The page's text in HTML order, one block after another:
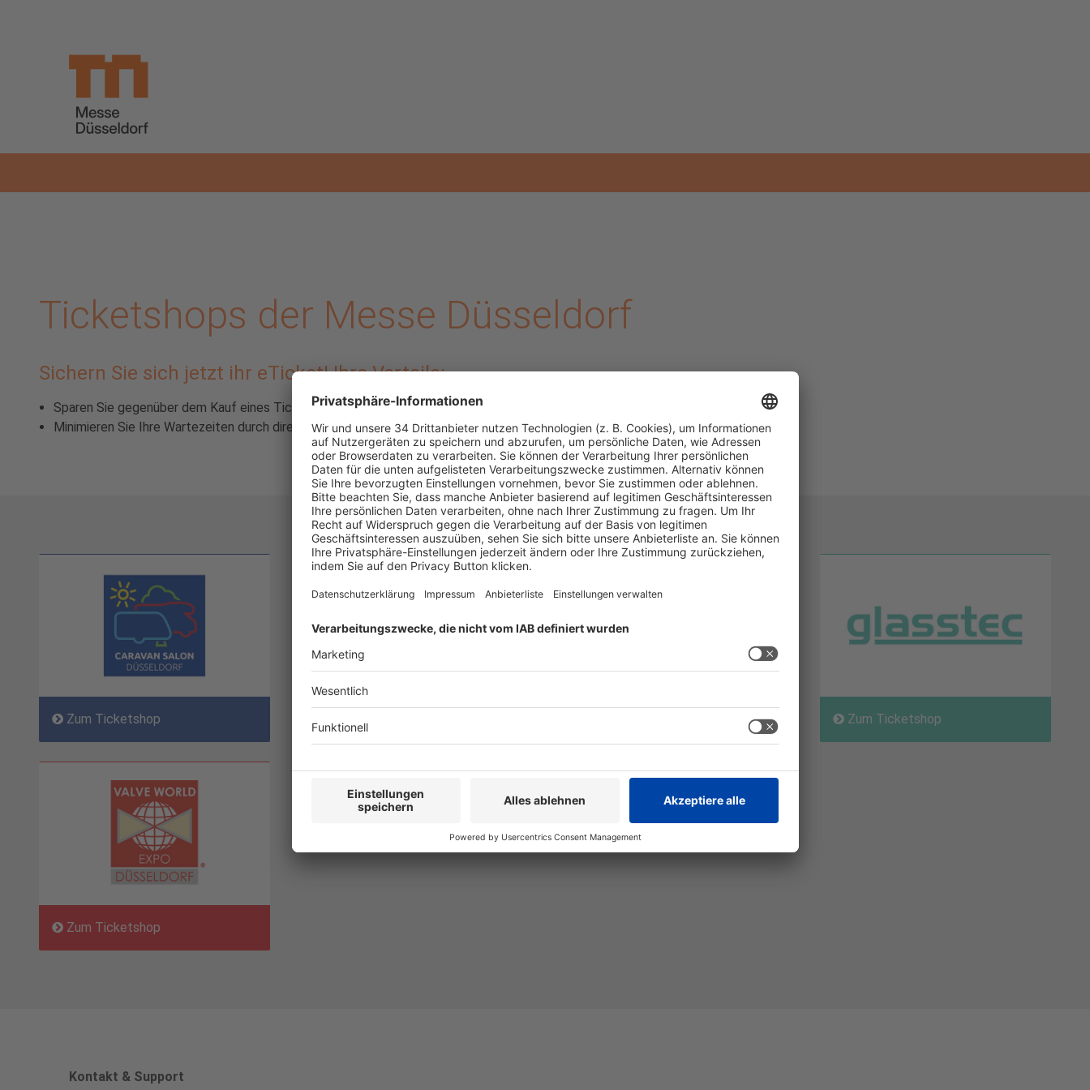
Ticketshops der Messe Düsseldorf
Sichern Sie sich jetzt ihr eTicket! Ihre Vorteile:
Sparen Sie gegenüber dem Kauf eines Tickets vor Ort
Minimieren Sie Ihre Wartezeiten durch direkten Zutritt am Drehkreuz
Zum Ticketshop Zum Ticketshop Zum Ticketshop
Zum Ticketshop
Kontakt & Support